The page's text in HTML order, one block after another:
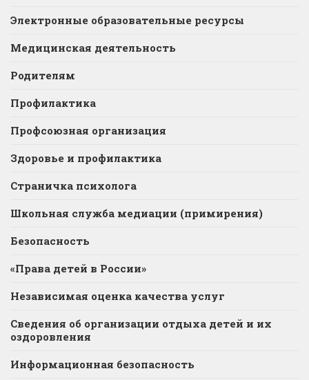
Электронные образовательные ресурсы
Медицинская деятельность
Родителям
Профилактика
Профсоюзная организация
Здоровье и профилактика
Страничка психолога
Школьная служба медиации (примирения)
Безопасность
«Права детей в России»
Независимая оценка качества услуг
Сведения об организации отдыха детей и их
оздоровления
Информационная безопасность